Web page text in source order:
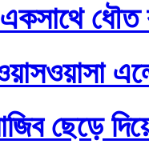
ধৌত
ছেড়ে